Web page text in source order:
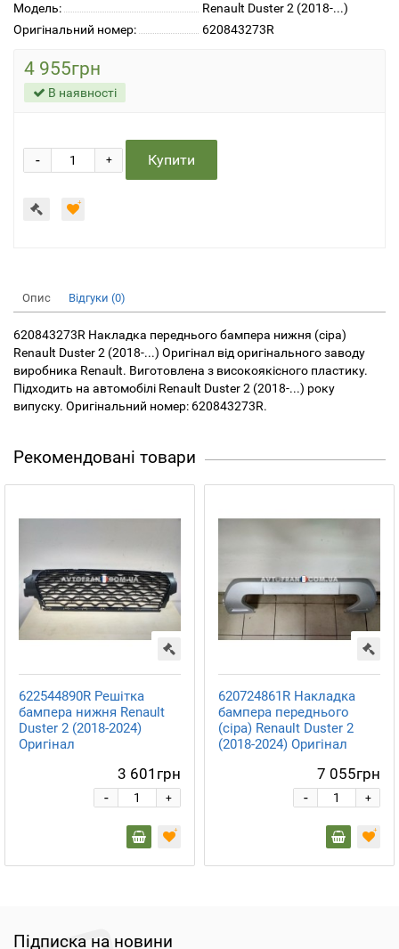
Модель:
Renault Duster 2 (2018-...)
Оригінальний номер:
620843273R
4 955грн
В наявності
+
- Купити
Опис Відгуки (0)
620843273R Накладка переднього бампера нижня (сіра)
Renault Duster 2 (2018-...) Оригінал від оригінального заводу
виробника Renault. Виготовлена з високоякісного пластику.
Підходить на автомобілі Renault Duster 2 (2018-...) року
випуску. Оригінальний номер: 620843273R.
Рекомендовані товари
622544890R Решітка
бампера нижня Renault
Duster 2 (2018-2024)
Оригінал
3 601грн
+
-
620724861R Накладка
бампера переднього
(сіра) Renault Duster 2
(2018-2024) Оригінал
7 055грн
+
-
Підписка на новини